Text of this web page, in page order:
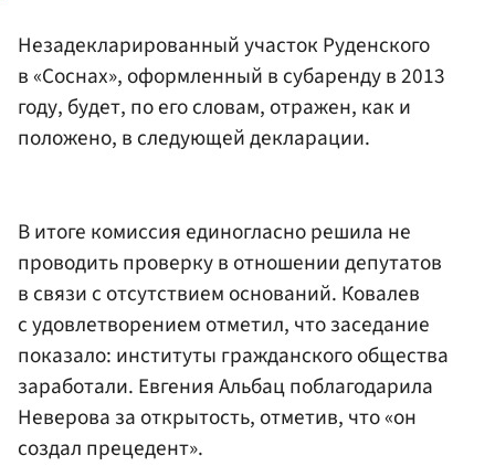
Незадекларированный участок Руденского
в «Соснах», оформленный в субаренду в 2013
году, будет, по его словам, отражен, как и
положено, в следующей декларации.
В итоге комиссия единогласно решила не
проводить проверку в отношении депутатов
в связи с отсутствием оснований. Ковалев
с удовлетворением отметил, что заседание
показало: институты гражданского общества
заработали. Евгения Альбац поблагодарила
Неверова за открытость, отметив, что «он
создал прецедент».